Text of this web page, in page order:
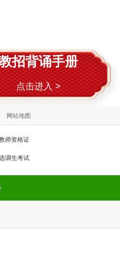
招背诵手册
点击进入 >
网站地图
师资格证
调生考试